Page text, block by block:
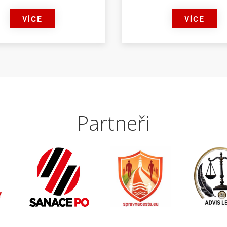
VÍCE VÍCE
Partneři